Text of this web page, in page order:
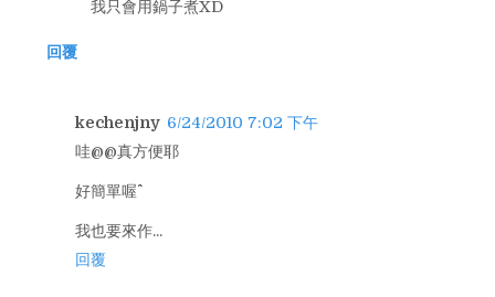
我只會用鍋子煮XD
回覆
kechenjny 6/24/2010 7:02 下午
哇@@真方便耶
好簡單喔^^
我也要來作...
回覆